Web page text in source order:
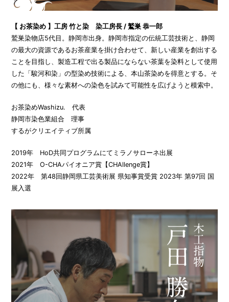
【 お茶染め 】工房 竹と染 染工房長 / 鷲巣 恭一郎
鷲巣染物店5代目。静岡市出身。静岡市指定の伝統工芸技術と、静岡
の最大の資源であるお茶産業を掛け合わせて、新しい産業を創出する
ことを目指し、製造工程で出る製品にならない茶葉を染料として使用
した「駿河和染」の型染め技術による、本山茶染めを得意とする。そ
の他にも、様々な素材への染色を試みて可能性を広げようと模索中。
お茶染めWashizu. 代表
静岡市染色業組合 理事
するがクリエイティブ所属
2019年 HoD共同プログラムにてミラノサローネ出展
2021年 O-CHAパイオニア賞【CHAllenge賞】
2022年 第48回静岡県工芸美術展 県知事賞受賞 2023年 第97回 国
展入選